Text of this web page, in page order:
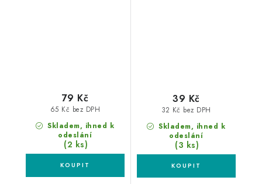
Skladem, ihned k
odeslání
(2 ks)
65 Kč bez DPH
79 Kč
Skladem, ihned k
odeslání
(3 ks)
32 Kč bez DPH
39 Kč